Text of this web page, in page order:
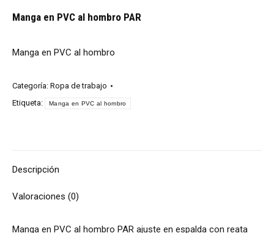
Manga en PVC al hombro PAR
Manga en PVC al hombro
Categoría: Ropa de trabajo
Etiqueta:
Manga en PVC al hombro
Descripción
Valoraciones (0)
Manga en PVC al hombro PAR ajuste en espalda con reata